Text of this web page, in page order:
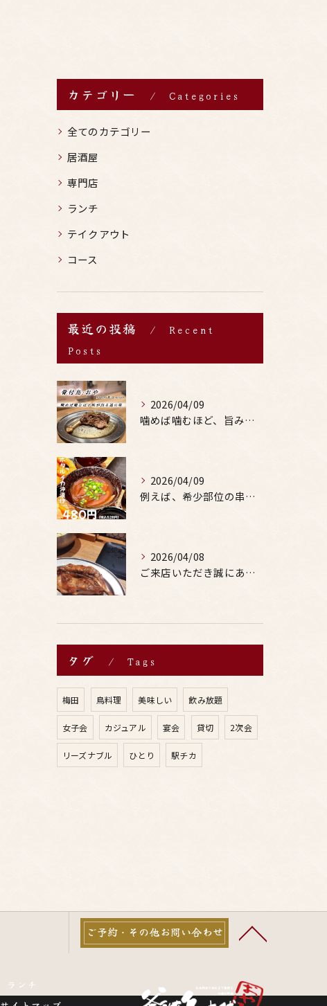
カテゴリー Categories
全てのカテゴリー
居酒屋
専門店
ランチ
テイクアウト
コース
最近の投稿
Recent
Posts
2026/04/09
噛めば噛むほど、旨みがあふれる。
2026/04/09
例えば、希少部位の串を試したり、季節限定の地酒を味わったりす...
2026/04/08
ご来店いただき誠にありがとうございます。
タグ Tags
梅田 鳥料理 美味しい 飲み放題
女子会 カジュアル 宴会 貸切 2次会
リーズナブル ひとり 駅チカ
ご予約・その他お問い合わせ
ランチ